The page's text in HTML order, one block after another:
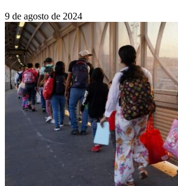
9 de agosto de 2024